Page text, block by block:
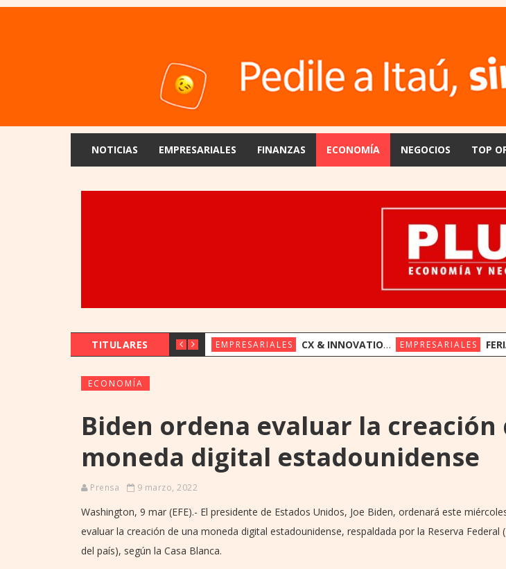
NOTICIAS EMPRESARIALES FINANZAS ECONOMÍA NEGOCIOS TOP
TITULARES EMPRESARIALES CX & INNOVATION CONGRESS REÚNE A LÍDERES REGIONALES PARA EXPLORAR LA NUEVA ERA DE LA EXPERIENCIA DEL CLIENTE EMPRESARIALES FERIA ORE: UENO
ECONOMÍA
Biden ordena evaluar la creación
moneda digital estadounidense
Prensa 9 marzo, 2022
Washington, 9 mar (EFE).- El presidente de Estados Unidos, Joe Biden, ordenará este
evaluar la creación de una moneda digital estadounidense, respaldada por la Reserva Federal
del país), según la Casa Blanca.